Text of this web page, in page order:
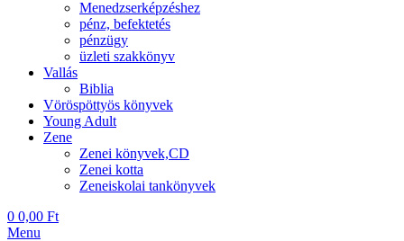
Menedzserképzéshez
pénz, befektetés
pénzügy
üzleti szakkönyv
Vallás
Biblia
Vöröspöttyös könyvek
Young Adult
Zene
Zenei könyvek,CD
Zenei kotta
Zeneiskolai tankönyvek
0 0,00 Ft
Menu